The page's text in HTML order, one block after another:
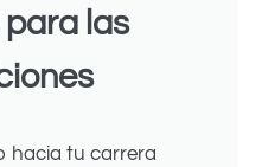
las
hacia tu carrera